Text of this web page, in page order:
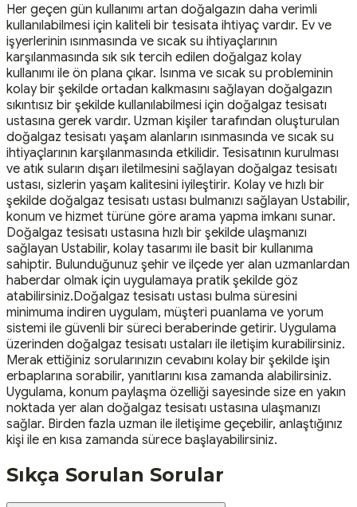
Her geçen gün kullanımı artan doğalgazın daha verimli
kullanılabilmesi için kaliteli bir tesisata ihtiyaç vardır. Ev ve
işyerlerinin ısınmasında ve sıcak su ihtiyaçlarının
karşılanmasında sık sık tercih edilen doğalgaz kolay
kullanımı ile ön plana çıkar. Isınma ve sıcak su probleminin
kolay bir şekilde ortadan kalkmasını sağlayan doğalgazın
sıkıntısız bir şekilde kullanılabilmesi için doğalgaz tesisatı
ustasına gerek vardır. Uzman kişiler tarafından oluşturulan
doğalgaz tesisatı yaşam alanların ısınmasında ve sıcak su
ihtiyaçlarının karşılanmasında etkilidir. Tesisatının kurulması
ve atık suların dışarı iletilmesini sağlayan doğalgaz tesisatı
ustası, sizlerin yaşam kalitesini iyileştirir. Kolay ve hızlı bir
şekilde doğalgaz tesisatı ustası bulmanızı sağlayan Ustabilir,
konum ve hizmet türüne göre arama yapma imkanı sunar.
Doğalgaz tesisatı ustasına hızlı bir şekilde ulaşmanızı
sağlayan Ustabilir, kolay tasarımı ile basit bir kullanıma
sahiptir. Bulunduğunuz şehir ve ilçede yer alan uzmanlardan
haberdar olmak için uygulamaya pratik şekilde göz
atabilirsiniz.Doğalgaz tesisatı ustası bulma süresini
minimuma indiren uygulam, müşteri puanlama ve yorum
sistemi ile güvenli bir süreci beraberinde getirir. Uygulama
üzerinden doğalgaz tesisatı ustaları ile iletişim kurabilirsiniz.
Merak ettiğiniz sorularınızın cevabını kolay bir şekilde işin
erbaplarına sorabilir, yanıtlarını kısa zamanda alabilirsiniz.
Uygulama, konum paylaşma özelliği sayesinde size en yakın
noktada yer alan doğalgaz tesisatı ustasına ulaşmanızı
sağlar. Birden fazla uzman ile iletişime geçebilir, anlaştığınız
kişi ile en kısa zamanda sürece başlayabilirsiniz.
Sıkça Sorulan Sorular